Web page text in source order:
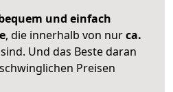
und einfach
, die innerhalb von nurca.
Und das Beste daran
Preisen